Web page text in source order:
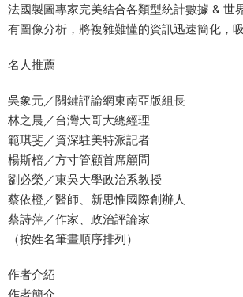
法國製圖專家完美結合各類型統計數據 & 世
有圖像分析，將複雜難懂的資訊迅速簡化，
名人推薦
吳象元／關鍵評論網東南亞版組長
林之晨／台灣大哥大總經理
範琪斐／資深駐美特派記者
楊斯棓／方寸管顧首席顧問
劉必榮／東吳大學政治系教授
蔡依橙／醫師、新思惟國際創辦人
蔡詩萍／作家、政治評論家
（按姓名筆畫順序排列）
作者介紹